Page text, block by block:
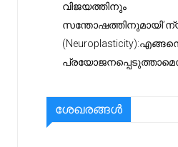
വിജയത്തിനും
ശേഖരങ്ങൾ